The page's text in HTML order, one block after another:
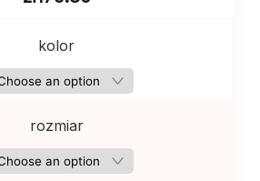
kolor
rozmiar